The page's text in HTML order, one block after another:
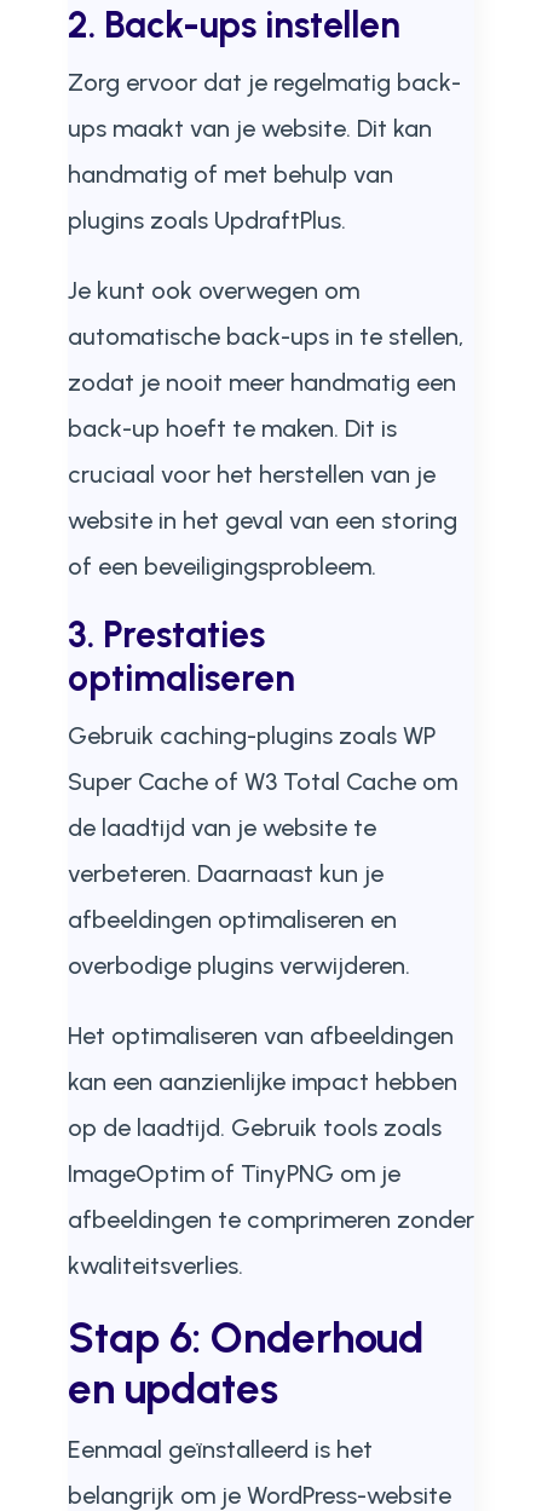
2. Back-ups instellen
Zorg ervoor dat je regelmatig back-
ups maakt van je website. Dit kan
handmatig of met behulp van
plugins zoals UpdraftPlus.
Je kunt ook overwegen om
automatische back-ups in te stellen,
zodat je nooit meer handmatig een
back-up hoeft te maken. Dit is
cruciaal voor het herstellen van je
website in het geval van een storing
of een beveiligingsprobleem.
3. Prestaties
optimaliseren
Gebruik caching-plugins zoals WP
Super Cache of W3 Total Cache om
de laadtijd van je website te
verbeteren. Daarnaast kun je
afbeeldingen optimaliseren en
overbodige plugins verwijderen.
Het optimaliseren van afbeeldingen
kan een aanzienlijke impact hebben
op de laadtijd. Gebruik tools zoals
ImageOptim of TinyPNG om je
afbeeldingen te comprimeren zonder
kwaliteitsverlies.
Stap 6: Onderhoud
en updates
Eenmaal geïnstalleerd is het
belangrijk om je WordPress-website